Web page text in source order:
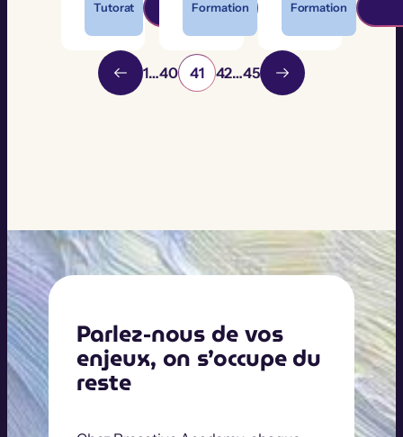
Tutorat Formation Formation
1…40 41 42…45
Parlez-nous de vos
enjeux, on s’occupe du
reste